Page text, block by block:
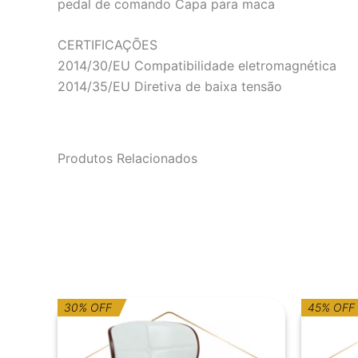
pedal de comando Capa para maca
CERTIFICAÇÕES
2014/30/EU Compatibilidade eletromagnética
2014/35/EU Diretiva de baixa tensão
Produtos Relacionados
30% OFF
O
preço
original
era:
O
preço
atual
é:
45% OFF
O
O
é: